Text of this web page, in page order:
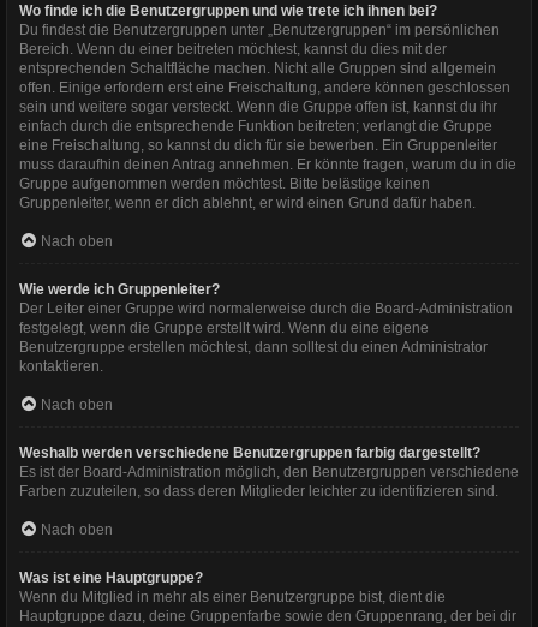
Wo finde ich die Benutzergruppen und wie trete ich ihnen bei?
Du findest die Benutzergruppen unter „Benutzergruppen“ im persönlichen
Bereich. Wenn du einer beitreten möchtest, kannst du dies mit der
entsprechenden Schaltfläche machen. Nicht alle Gruppen sind allgemein
offen. Einige erfordern erst eine Freischaltung, andere können geschlossen
sein und weitere sogar versteckt. Wenn die Gruppe offen ist, kannst du ihr
einfach durch die entsprechende Funktion beitreten; verlangt die Gruppe
eine Freischaltung, so kannst du dich für sie bewerben. Ein Gruppenleiter
muss daraufhin deinen Antrag annehmen. Er könnte fragen, warum du in die
Gruppe aufgenommen werden möchtest. Bitte belästige keinen
Gruppenleiter, wenn er dich ablehnt, er wird einen Grund dafür haben.
Nach oben
Wie werde ich Gruppenleiter?
Der Leiter einer Gruppe wird normalerweise durch die Board-Administration
festgelegt, wenn die Gruppe erstellt wird. Wenn du eine eigene
Benutzergruppe erstellen möchtest, dann solltest du einen Administrator
kontaktieren.
Nach oben
Weshalb werden verschiedene Benutzergruppen farbig dargestellt?
Es ist der Board-Administration möglich, den Benutzergruppen verschiedene
Farben zuzuteilen, so dass deren Mitglieder leichter zu identifizieren sind.
Nach oben
Was ist eine Hauptgruppe?
Wenn du Mitglied in mehr als einer Benutzergruppe bist, dient die
Hauptgruppe dazu, deine Gruppenfarbe sowie den Gruppenrang, der bei dir